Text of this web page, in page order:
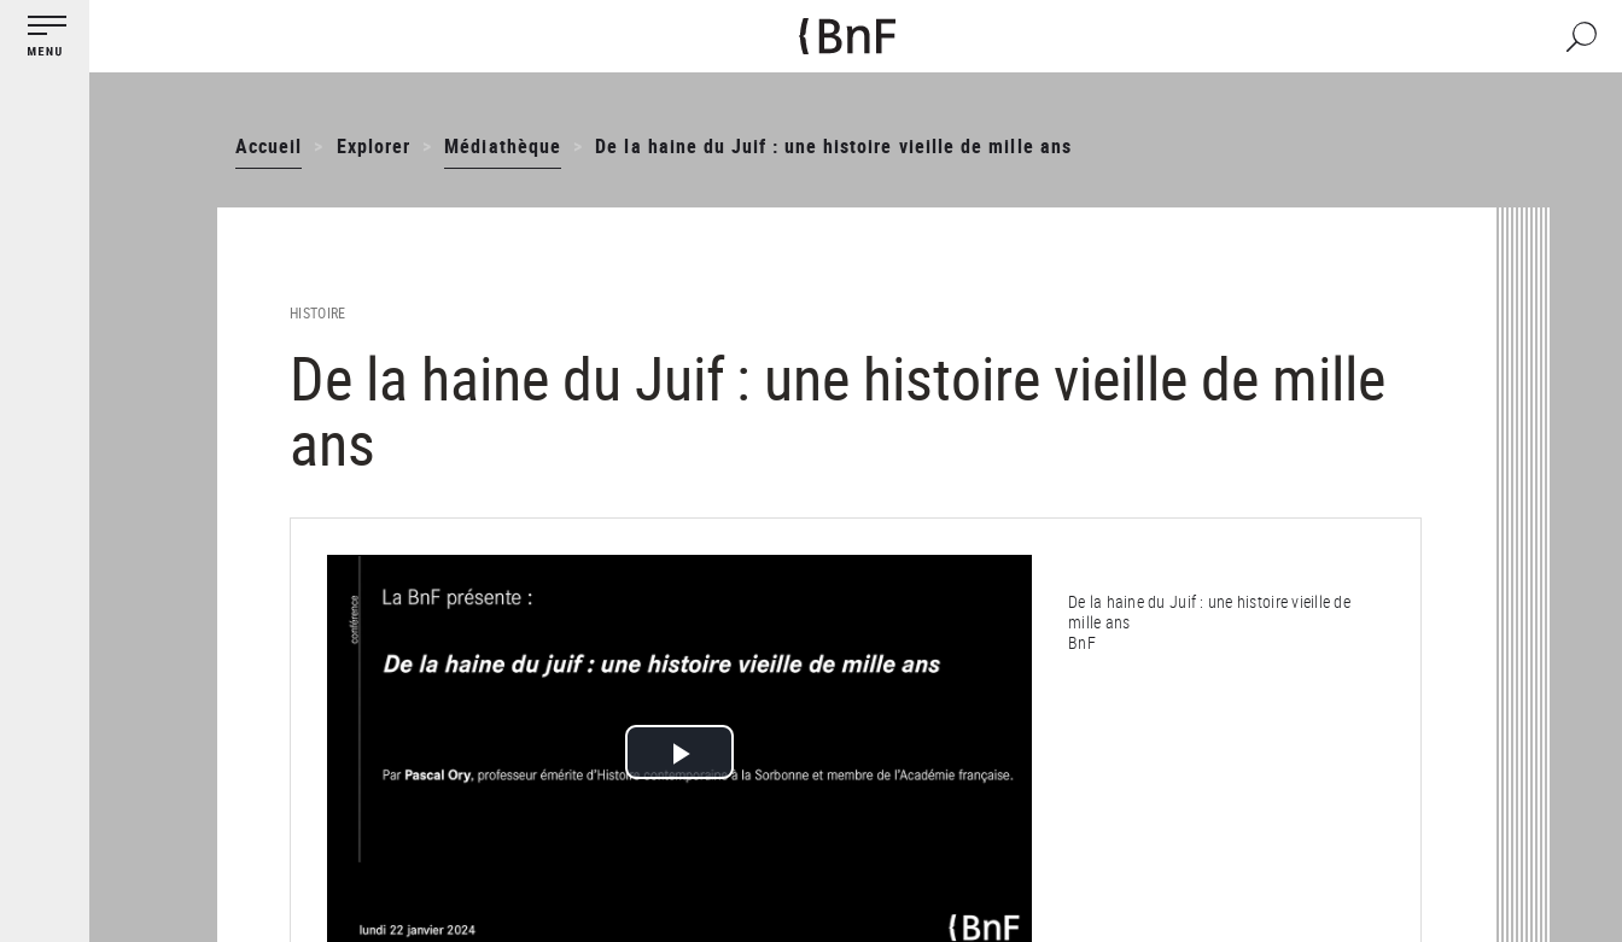
contenu
Accueil Explorer Médiathèque De la haine du Juif : une histoire vieille de mille ans
HISTOIRE
De la haine du Juif : une histoire vieille de mille
ans
Lire
De la haine du Juif : une histoire vieille de
mille ans
BnF
Gestion des cookies